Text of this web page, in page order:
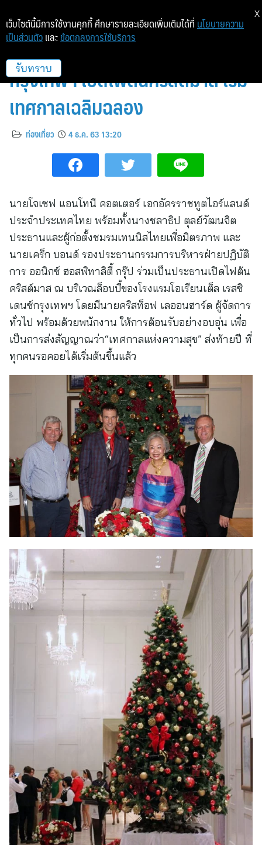
โรงแรมโอเรียนเต็ล เรสซิเดนซ์
กรุงเทพฯ เปิดไฟต้นคริสต์มาส เริ่ม
เทศกาลเฉลิมฉลอง
ท่องเที่ยว 4 ธ.ค. 63 13:20
นายโจเซฟ แอนโทนี คอตเตอร์ เอกอัครราชทูตไอร์แลนด์
ประจำประเทศไทย พร้อมทั้งนางชลาธิป ตุลย์วัฒนจิต
ประธานและผู้ก่อตั้งชมรมเทนนิสไทยเพื่อมิตรภาพ และ
นายเคร็ก บอนด์ รองประธานกรรมการบริหารฝ่ายปฏิบัติ
การ ออนิกซ์ ฮอสพิทาลิตี้ กรุ๊ป ร่วมเป็นประธานเปิดไฟต้น
คริสต์มาส ณ บริเวณล็อบบี้ของโรงแรมโอเรียนเต็ล เรสซิ
เดนซ์กรุงเทพฯ โดยมีนายคริสท็อฟ เลออนฮาร์ด ผู้จัดการ
ทั่วไป พร้อมด้วยพนักงาน ให้การต้อนรับอย่างอบอุ่น เพื่อ
เป็นการส่งสัญญาณว่า“เทศกาลแห่งความสุข” ส่งท้ายปี ที่
ทุกคนรอคอยได้เริ่มต้นขึ้นแล้ว
เว็บไซต์นี้มีการใช้งานคุกกี้ ศึกษารายละเอียดเพิ่มเติมได้ที่ นโยบายความ
เป็นส่วนตัว และ ข้อตกลงการใช้บริการ
รับทราบ
X